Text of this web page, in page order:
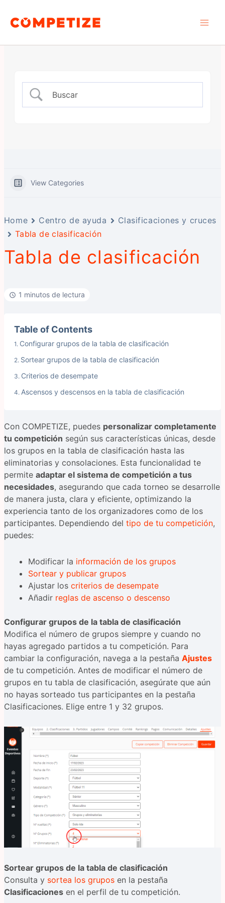
contenido
View Categories
Home Centro de ayuda
Clasificaciones y cruces
Tabla de clasificación
Tabla de clasificación
1 minutos de lectura
Table of Contents
Configurar grupos de la tabla de clasificación
Sortear grupos de la tabla de clasificación
Criterios de desempate
Ascensos y descensos en la tabla de clasificación
Con COMPETIZE, puedes personalizar completamente
tu competición según sus características únicas, desde
los grupos en la tabla de clasificación hasta las
eliminatorias y consolaciones. Esta funcionalidad te
permite adaptar el sistema de competición a tus
necesidades, asegurando que cada torneo se desarrolle
de manera justa, clara y eficiente, optimizando la
experiencia tanto de los organizadores como de los
participantes. Dependiendo del tipo de tu competición,
puedes:
Modificar la información de los grupos
Sortear y publicar grupos
Ajustar los criterios de desempate
Añadir reglas de ascenso o descenso
Configurar grupos de la tabla de clasificación
Modifica el número de grupos siempre y cuando no
hayas agregado partidos a tu competición. Para
cambiar la configuración, navega a la pestaña Ajustes
de tu competición. Antes de modificar el número de
grupos en tu tabla de clasificación, asegúrate que aún
no hayas sorteado tus participantes en la pestaña
Clasificaciones. Elige entre 1 y 32 grupos.
Sortear grupos de la tabla de clasificación
Consulta y sortea los gruposen la pestaña
Clasificacionesen el perfil de tu competición.